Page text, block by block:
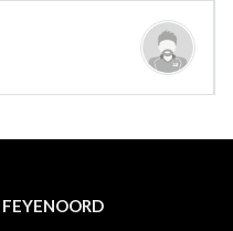
FEYENOORD